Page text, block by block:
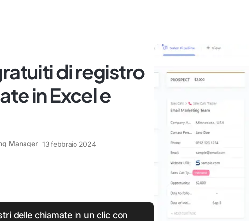
di registro
in Excel e
Manager 13 febbraio 2024
delle chiamate in un clic con